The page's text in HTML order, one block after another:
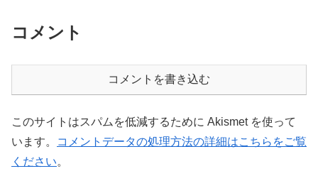
コメント
コメントを書き込む
このサイトはスパムを低減するために Akismet を使って
います。
コメントデータの処理方法の詳細はこちらをご覧
ください。